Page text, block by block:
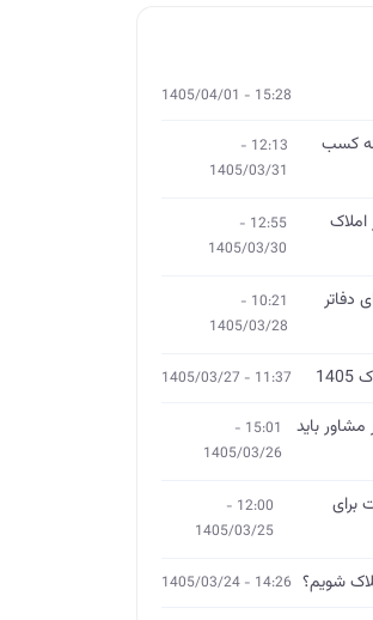
15:28 - 1405/04/01
کسب
12:13 -
1405/03/31
12:55 -
1405/03/30
دفاتر
10:21 -
1405/03/28
11:37 - 1405/03/27
باید
15:01 -
1405/03/26
برای
12:00 -
1405/03/25
شویم؟ 14:26 - 1405/03/24